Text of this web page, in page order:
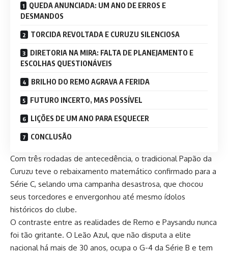
QUEDA ANUNCIADA: UM ANO DE ERROS E
DESMANDOS
TORCIDA REVOLTADA E CURUZU SILENCIOSA
DIRETORIA NA MIRA: FALTA DE PLANEJAMENTO E
ESCOLHAS QUESTIONÁVEIS
BRILHO DO REMO AGRAVA A FERIDA
FUTURO INCERTO, MAS POSSÍVEL
LIÇÕES DE UM ANO PARA ESQUECER
CONCLUSÃO
Com três rodadas de antecedência, o tradicional Papão da
Curuzu teve o rebaixamento matemático confirmado para a
Série C, selando uma campanha desastrosa, que chocou
seus torcedores e envergonhou até mesmo ídolos
históricos do clube.
O contraste entre as realidades de Remo e Paysandu nunca
foi tão gritante. O Leão Azul, que não disputa a elite
nacional há mais de 30 anos, ocupa o G-4 da Série B e tem